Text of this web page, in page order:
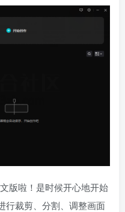
版啦！是时候开心地开始
行裁剪、分割、调整画面